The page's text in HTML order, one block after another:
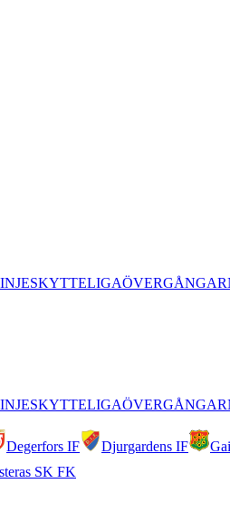
SKYTTELIGAÖVERGÅNGAR
SKYTTELIGAÖVERGÅNGAR
Degerfors IF Djurgardens IF
SK FK